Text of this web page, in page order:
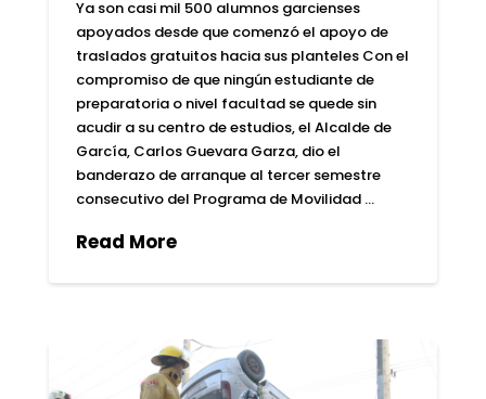
Ya son casi mil 500 alumnos garcienses
apoyados desde que comenzó el apoyo de
traslados gratuitos hacia sus planteles Con el
compromiso de que ningún estudiante de
preparatoria o nivel facultad se quede sin
acudir a su centro de estudios, el Alcalde de
García, Carlos Guevara Garza, dio el
banderazo de arranque al tercer semestre
consecutivo del Programa de Movilidad …
Read More